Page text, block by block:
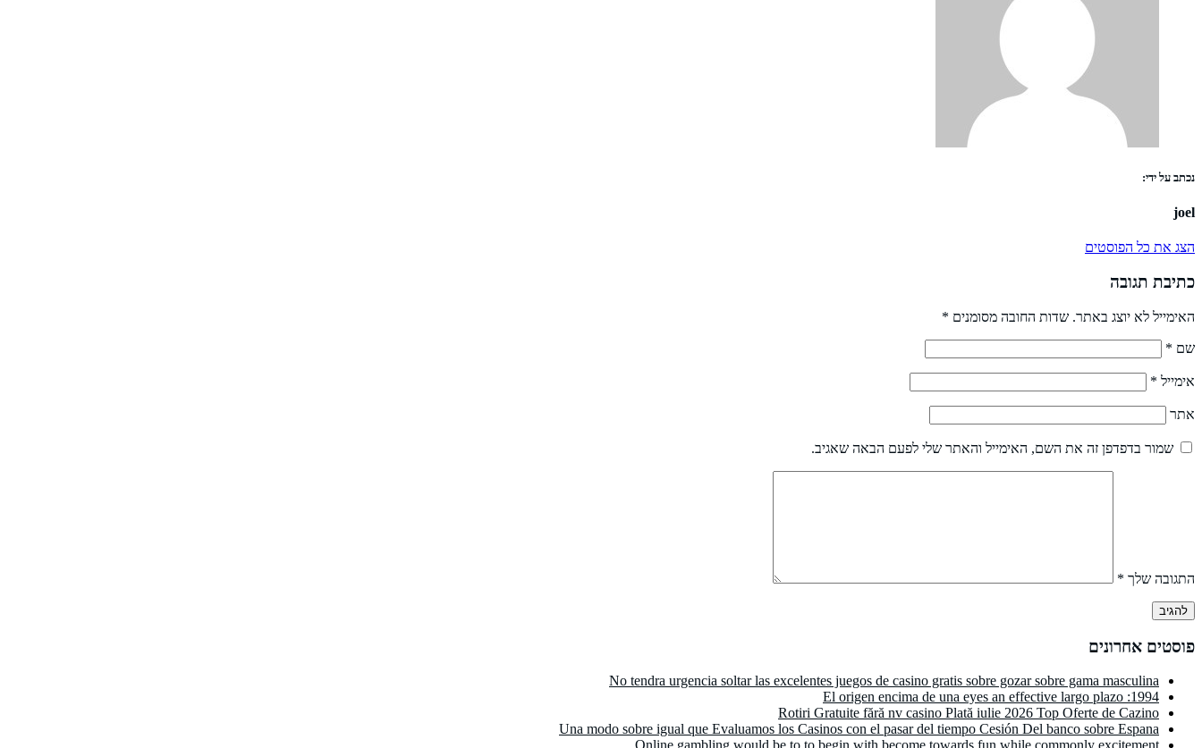
נכתב על ידי:
joel
הצג את כל הפוסטים
כתיבת תגובה
האימייל לא יוצג באתר. שדות החובה מסומנים *
שם *
אימייל *
אתר
שמור בדפדפן זה את השם, האימייל והאתר שלי לפעם הבאה שאגיב.
התגובה שלך *
פוסטים אחרונים
No tendra urgencia soltar las excelentes juegos de casino gratis sobre gozar sobre gama masculina
1994: El origen encima de una eyes an effective largo plazo
Rotiri Gratuite fără nv casino Plată iulie 2026 Top Oferte de Cazino
Una modo sobre igual que Evaluamos los Casinos con el pasar del tiempo Cesión Del banco sobre Espana